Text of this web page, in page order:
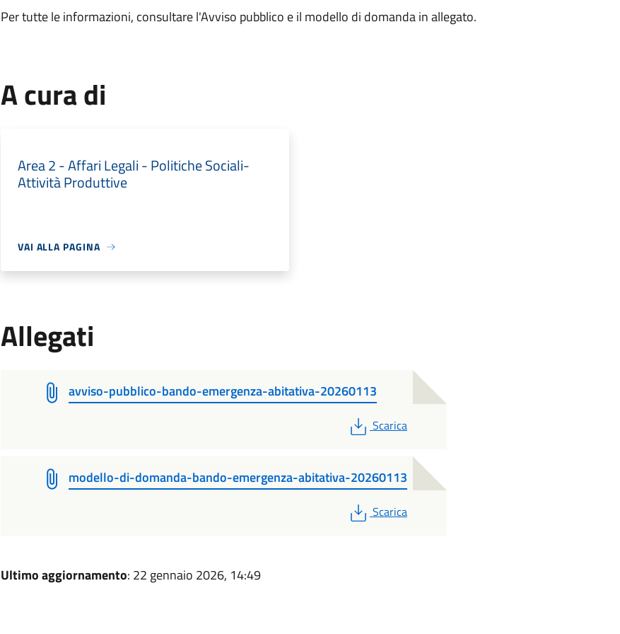
Per tutte le informazioni, consultare l'Avviso pubblico e il modello di domanda in allegato.
A cura di
Area 2 - Affari Legali - Politiche Sociali-
Attività Produttive
VAI ALLA PAGINA
Allegati
avviso-pubblico-bando-emergenza-abitativa-20260113
PDF
Scarica
modello-di-domanda-bando-emergenza-abitativa-20260113
PDF
Scarica
Ultimo aggiornamento: 22 gennaio 2026, 14:49